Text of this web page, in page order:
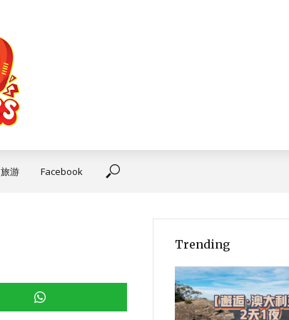
旅游 Facebook
Trending
【邂逅∙澳大利亚】3天2夜 大洋路自驾